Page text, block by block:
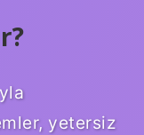
yetersiz